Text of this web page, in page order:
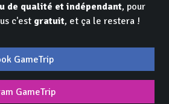
de qualité et indépendant, pour
c'est gratuit, et ça le restera !
GameTrip
GameTrip